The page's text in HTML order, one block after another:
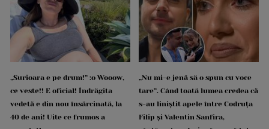
„Surioara e pe drum!” :o Wooow,
ce veste!! E oficial! Îndrăgita
vedetă e din nou însărcinată, la
40 de ani! Uite ce frumos a
„Nu mi-e jenă să o spun cu voce
tare”. Când toată lumea credea că
s-au liniștit apele între Codruța
Filip și Valentin Sanfira,